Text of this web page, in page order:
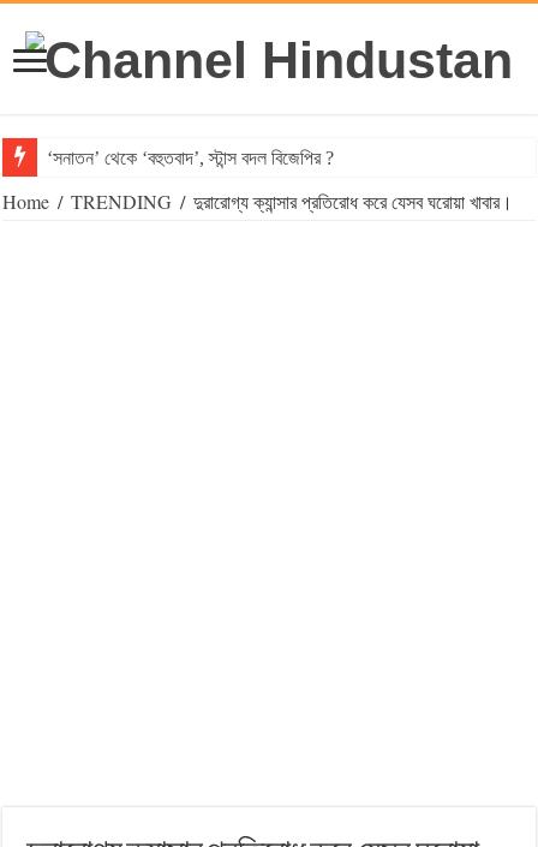
‘সনাতন’ থেকে ‘বহুতবাদ’, স্টান্স বদল বিজেপির ?
Home / TRENDING / দুরারোগ্য ক্যান্সার প্রতিরোধ করে যেসব ঘরোয়া খাবার।